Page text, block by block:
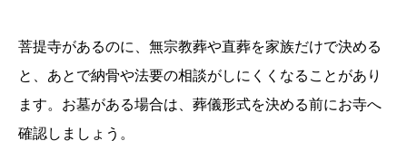
菩提寺があるのに、無宗教葬や直葬を家族だけで決める
と、あとで納骨や法要の相談がしにくくなることがあり
ます。お墓がある場合は、葬儀形式を決める前にお寺へ
確認しましょう。